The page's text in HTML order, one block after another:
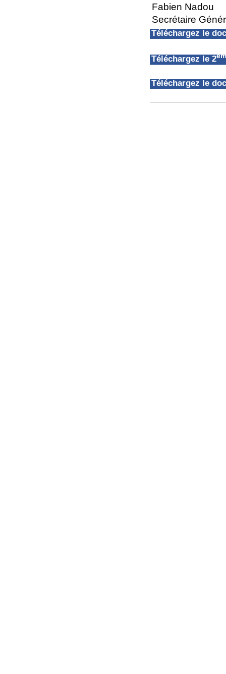
Fabien Nadou
Secrétaire
Téléchargez le
Téléchargez le 2
Téléchargez le